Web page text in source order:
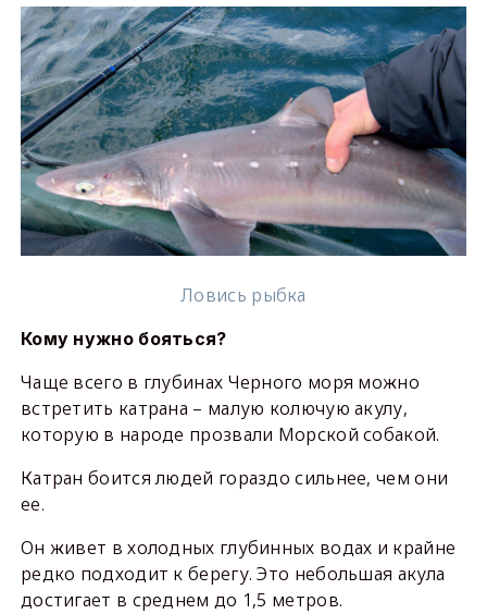
Ловись рыбка
Кому нужно бояться?
Чаще всего в глубинах Черного моря можно
встретить катрана – малую колючую акулу,
которую в народе прозвали Морской собакой.
Катран боится людей гораздо сильнее, чем они
ее.
Он живет в холодных глубинных водах и крайне
редко подходит к берегу. Это небольшая акула
достигает в среднем до 1,5 метров.